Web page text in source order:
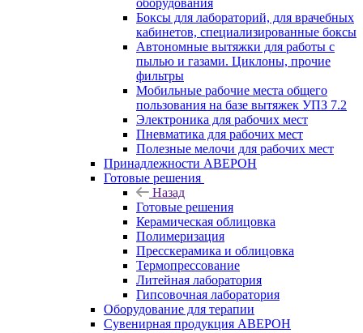
оборудования
Боксы для лабораторий, для врачебных
кабинетов, специализированные боксы
Автономные вытяжки для работы с
пылью и газами. Циклоны, прочие
фильтры
Мобильные рабочие места общего
пользования на базе вытяжек УПЗ 7.2
Электроника для рабочих мест
Пневматика для рабочих мест
Полезные мелочи для рабочих мест
Принадлежности АВЕРОН
Готовые решения
Назад
Готовые решения
Керамическая облицовка
Полимеризация
Пресскерамика и облицовка
Термопрессование
Литейная лаборатория
Гипсовочная лаборатория
Оборудование для терапии
Сувенирная продукция АВЕРОН